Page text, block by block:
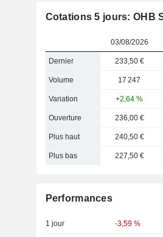
Cotations 5 jours: OHB
03/08/2026
Dernier 233,50 €
Volume 17 247
Variation +2,64 %
Ouverture 236,00 €
Plus haut 240,50 €
Plus bas 227,50 €
Performances
1 jour -3,59 %